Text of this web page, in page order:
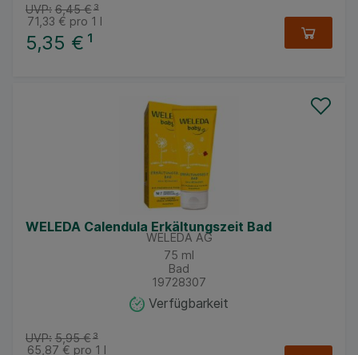
5,35 € ¹
UVP: 6,45 €³
71,33 € pro 1 l
WELEDA Calendula Erkältungszeit Bad
WELEDA AG
75 ml
Bad
19728307
Verfügbarkeit
UVP: 5,95 €³
65,87 € pro 1 l